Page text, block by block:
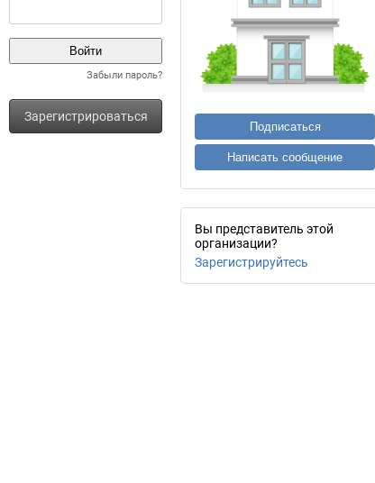
Забыли пароль?
Зарегистрироваться
Подписаться
Написать сообщение
Вы представитель этой
организации?
Зарегистрируйтесь